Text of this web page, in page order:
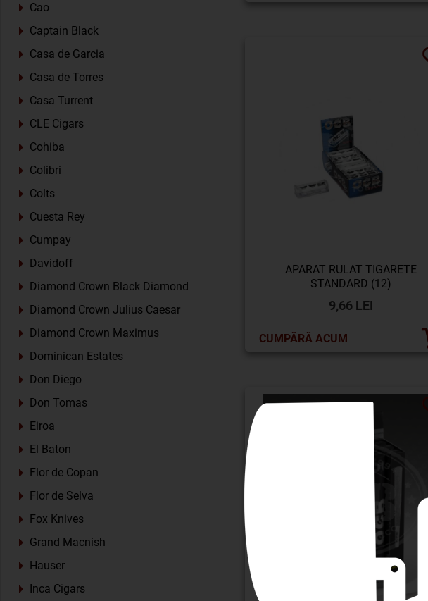
Cao
Captain Black
Casa de Garcia
Casa de Torres
Casa Turrent
CLE Cigars
Cohiba
Colibri
Colts
Cuesta Rey
Cumpay
Davidoff
Diamond Crown Black Diamond
Diamond Crown Julius Caesar
Diamond Crown Maximus
Dominican Estates
Don Diego
Don Tomas
Eiroa
El Baton
Flor de Copan
Flor de Selva
Fox Knives
Grand Macnish
Hauser
Inca Cigars
APARAT RULAT TIGARETE
STANDARD (12)
9,66 LEI
CUMPĂRĂ ACUM